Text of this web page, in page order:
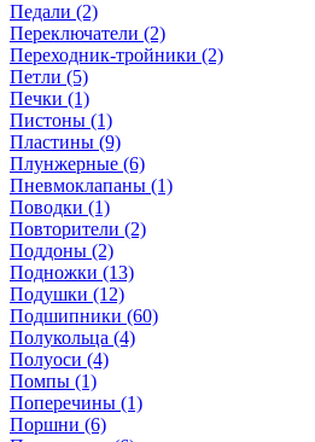
Педали (2)
Переключатели (2)
Переходник-тройники (2)
Петли (5)
Печки (1)
Пистоны (1)
Пластины (9)
Плунжерные (6)
Пневмоклапаны (1)
Поводки (1)
Повторители (2)
Поддоны (2)
Подножки (13)
Подушки (12)
Подшипники (60)
Полукольца (4)
Полуоси (4)
Помпы (1)
Поперечины (1)
Поршни (6)